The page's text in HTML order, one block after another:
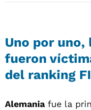
Uno por
fueron
del ranking
Alemaniafue la